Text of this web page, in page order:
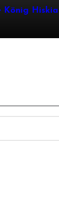
König Hiskia